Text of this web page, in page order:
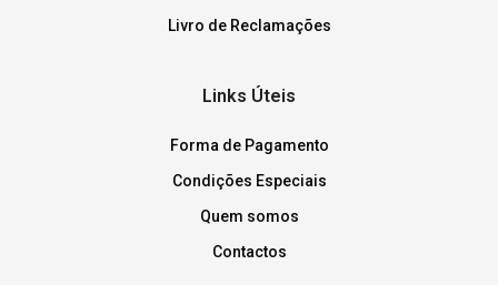
Livro de Reclamações
Links Úteis
Forma de Pagamento
Condições Especiais
Quem somos
Contactos